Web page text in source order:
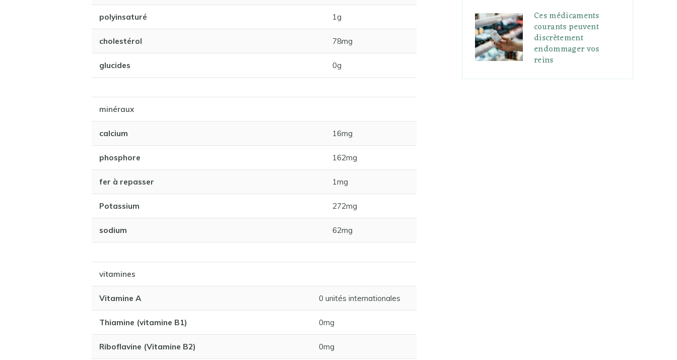
polyinsaturé 1g
cholestérol 78mg
glucides 0g
minéraux
calcium 16mg
phosphore 162mg
fer à repasser 1mg
Potassium 272mg
sodium 62mg
vitamines
Vitamine A 0 unités internationales
Thiamine (vitamine B1) 0mg
Riboflavine (Vitamine B2) 0mg
Ces médicaments
courants peuvent
discrètement
endommager vos
reins